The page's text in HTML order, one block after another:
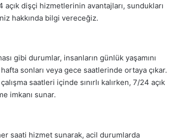
açık dişçi hizmetlerinin avantajları, sundukları
hakkında bilgi vereceğiz.
gibi durumlar, insanların günlük yaşamını
sonları veya gece saatlerinde ortaya çıkar.
saatleri içinde sınırlı kalırken, 7/24 açık
imkanı sunar.
saati hizmet sunarak, acil durumlarda